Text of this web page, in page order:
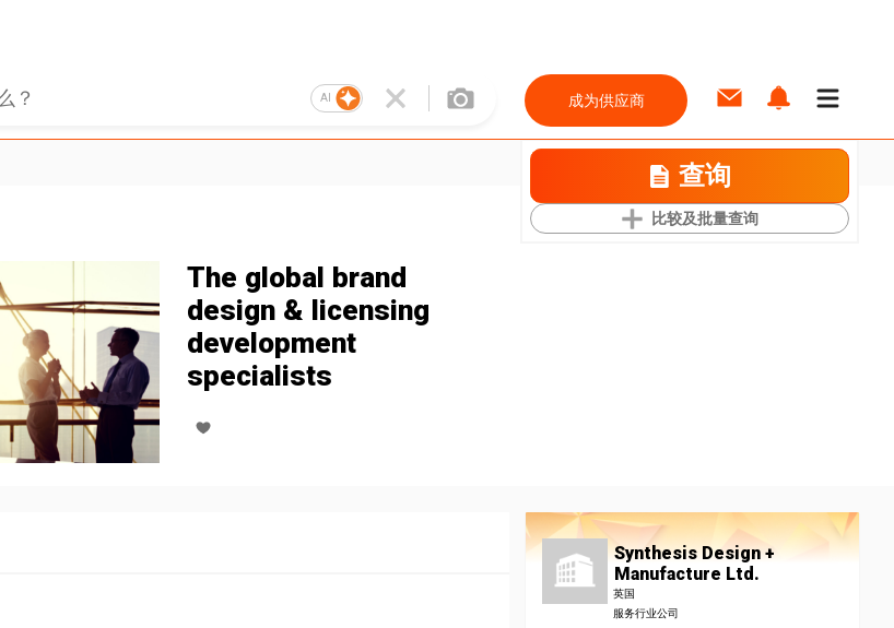
AI 成为供应商
查询
比较及批量查询
The global brand
design & licensing
development
specialists
Synthesis Design +
Manufacture Ltd.
英国
服务行业公司